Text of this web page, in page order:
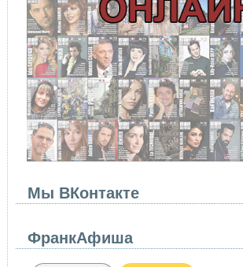
Мы ВКонтакте
ФранкАфиша